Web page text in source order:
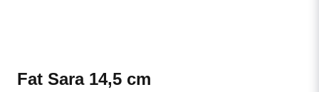
Fat Sara 14,5 cm